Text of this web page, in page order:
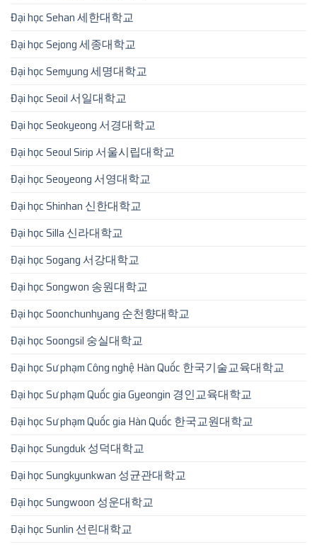
Đại học Sehan 세한대학교
Đại học Sejong 세종대학교
Đại học Semyung 세명대학교
Đại học Seoil 서일대학교
Đại học Seokyeong 서경대학교
Đại học Seoul Sirip 서울시립대학교
Đại học Seoyeong 서영대학교
Đại học Shinhan 신한대학교
Đại học Silla 신라대학교
Đại học Sogang 서강대학교
Đại học Songwon 송원대학교
Đại học Soonchunhyang 순천향대학교
Đại học Soongsil 숭실대학교
Đại học Sư phạm Công nghệ Hàn Quốc 한국기술교육대학교
Đại học Sư phạm Quốc gia Gyeongin 경인교육대학교
Đại học Sư phạm Quốc gia Hàn Quốc 한국교원대학교
Đại học Sungduk 성덕대학교
Đại học Sungkyunkwan 성균관대학교
Đại học Sungwoon 성운대학교
Đại học Sunlin 선린대학교